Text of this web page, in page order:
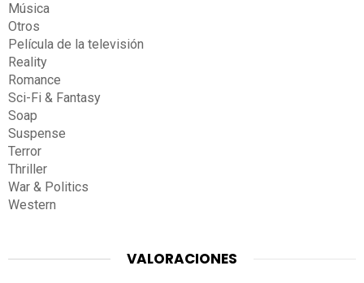
Música
Otros
Película de la televisión
Reality
Romance
Sci-Fi & Fantasy
Soap
Suspense
Terror
Thriller
War & Politics
Western
VALORACIONES